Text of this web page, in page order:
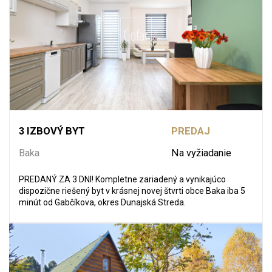
3 IZBOVÝ BYT
Baka
PREDAJ
Na vyžiadanie
PREDANÝ ZA 3 DNI! Kompletne zariadený a vynikajúco
dispozične riešený byt v krásnej novej štvrti obce Baka iba 5
minút od Gabčíkova, okres Dunajská Streda.